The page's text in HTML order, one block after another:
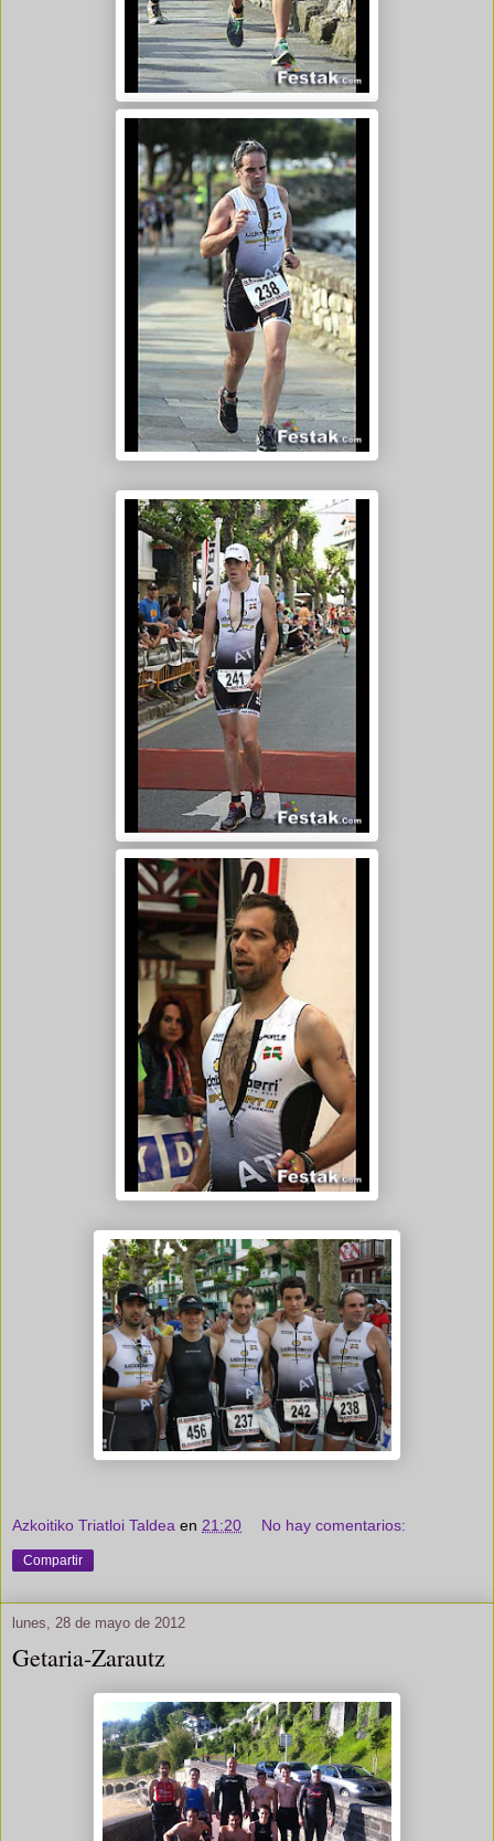
Azkoitiko Triatloi Taldea en 21:20 No hay comentarios:
Compartir
lunes, 28 de mayo de 2012
Getaria-Zarautz